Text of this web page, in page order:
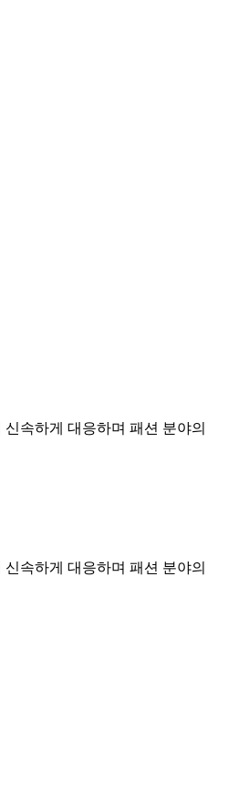
속하게 대응하며 패션 분야의
속하게 대응하며 패션 분야의